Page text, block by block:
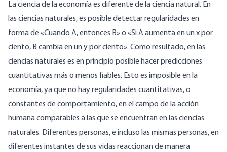
La ciencia de la economía es diferente de la ciencia natural. En
las ciencias naturales, es posible detectar regularidades en
forma de «Cuando A, entonces B» o «Si A aumenta en un x por
ciento, B cambia en un y por ciento». Como resultado, en las
ciencias naturales es en principio posible hacer predicciones
cuantitativas más o menos fiables. Esto es imposible en la
economía, ya que no hay regularidades cuantitativas, o
constantes de comportamiento, en el campo de la acción
humana comparables a las que se encuentran en las ciencias
naturales. Diferentes personas, e incluso las mismas personas, en
diferentes instantes de sus vidas reaccionan de manera